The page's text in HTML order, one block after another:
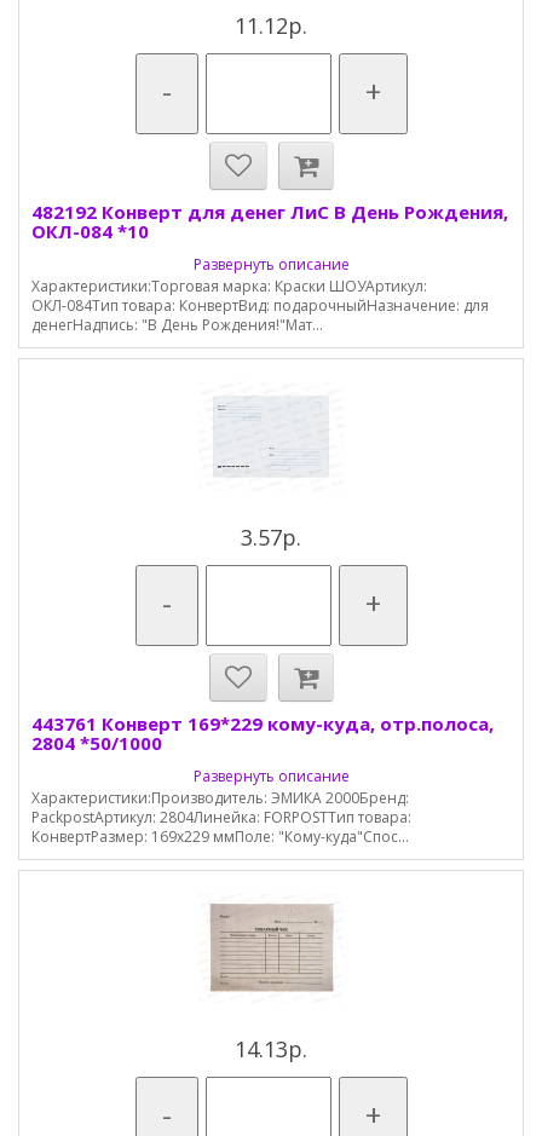
11.12р.
- +
482192 Конверт для денег ЛиС В День Рождения,
ОКЛ-084 *10
Развернуть описание
Характеристики:Торговая марка: Краски ШОУАртикул:
ОКЛ-084Тип товара: КонвертВид: подарочныйНазначение: для
денегНадпись: "В День Рождения!"Мат...
3.57р.
- +
443761 Конверт 169*229 кому-куда, отр.полоса,
2804 *50/1000
Развернуть описание
Характеристики:Производитель: ЭМИКА 2000Бренд:
PackpostАртикул: 2804Линейка: FORPOSTТип товара:
КонвертРазмер: 169х229 ммПоле: "Кому-куда"Спос...
14.13р.
- +